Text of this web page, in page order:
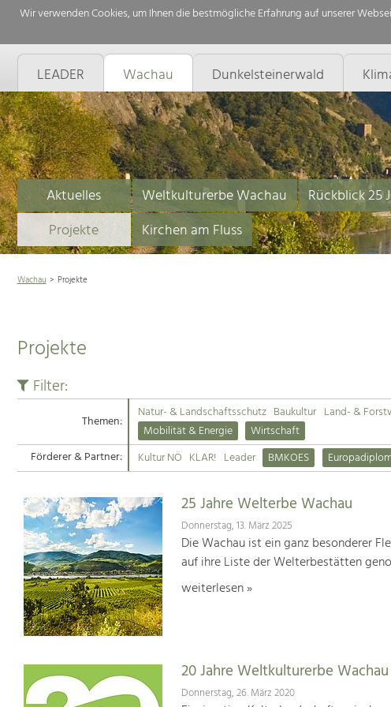
Wir verwenden Cookies, um Ihnen die bestmögliche Erfahrung auf unserer
LEADER Wachau Dunkelsteinerwald
Aktuelles Weltkulturerbe Wachau Rückblick 25
Projekte
Kirchen am Fluss
Wachau Projekte
Projekte
Filter:
Themen: Natur- & Landschaftsschutz Baukultur Land- &
Mobilität & Energie
Wirtschaft
Förderer & Partner:
Kultur NÖ KLAR! Leader BMKOES
25 Jahre Welterbe Wachau
Donnerstag, 13. März 2025
Die Wachau ist ein ganz besonderer
auf ihre Liste der Welterbestätten
weiterlesen »
20 Jahre Weltkulturerbe Wachau
Donnerstag, 26. März 2020